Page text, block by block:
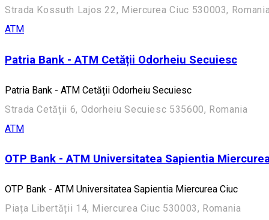
Strada Kossuth Lajos 22, Miercurea Ciuc 530003,
ATM
Patria Bank - ATM Cetății Odorheiu Secuiesc
Patria Bank - ATM Cetății Odorheiu Secuiesc
Strada Cetății 6, Odorheiu Secuiesc 535600, Romania
ATM
OTP Bank - ATM Universitatea Sapientia
OTP Bank - ATM Universitatea Sapientia Miercurea Ciuc
Piața Libertății 14, Miercurea Ciuc 530003, Romania